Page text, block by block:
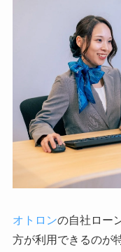
オトロンの自社ロー
方が利用できるのが